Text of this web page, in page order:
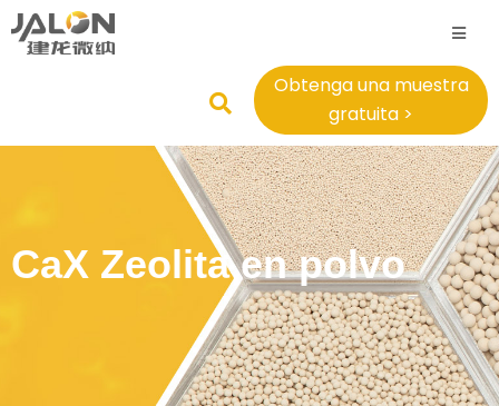
Obtenga una muestra
gratuita >
CaX Zeolita en polvo